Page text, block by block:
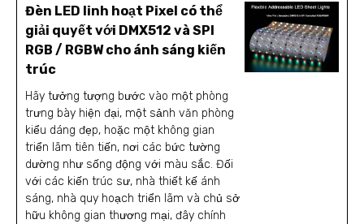
Đèn LED linh hoạt Pixel có thể
giải quyết với DMX512 và SPI
RGB / RGBW cho ánh sáng kiến
trúc
Hãy tưởng tượng bước vào một phòng
trưng bày hiện đại, một sảnh văn phòng
kiểu dáng đẹp, hoặc một không gian
triển lãm tiên tiến, nơi các bức tường
dường như sống động với màu sắc. Đối
với các kiến trúc sư, nhà thiết kế ánh
sáng, nhà quy hoạch triển lãm và chủ sở
hữu không gian thương mại, đây chính